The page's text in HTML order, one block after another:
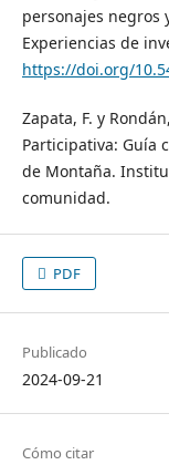
personajes negros
Experiencias de
https://doi.org/
Zapata, F. y
Participativa: Guía
de Montaña.
comunidad.
PDF
Publicado
2024-09-21
Cómo citar